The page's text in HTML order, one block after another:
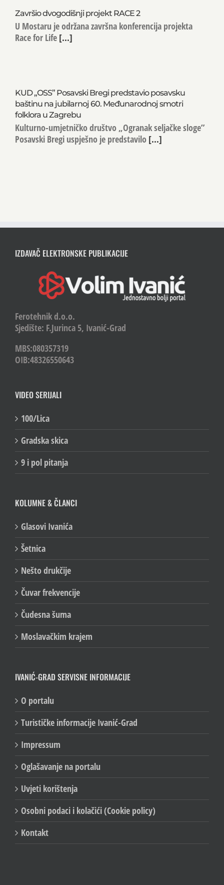
Završio dvogodišnji projekt RACE 2
U Mostaru je održana završna konferencija projekta
Race for Life [...]
KUD „OSS” Posavski Bregi predstavio posavsku
baštinu na jubilarnoj 60. Međunarodnoj smotri
folklora u Zagrebu
Kulturno-umjetničko društvo „Ogranak seljačke sloge”
Posavski Bregi uspješno je predstavilo [...]
IZDAVAČ ELEKTRONSKE PUBLIKACIJE
Ferotehnik d.o.o.
Sjedište: F.Jurinca 5, Ivanić-Grad
MBS:080357319
OIB:48326550643
VIDEO SERIJALI
100/Lica
Gradska skica
9 i pol pitanja
KOLUMNE & ČLANCI
Glasovi Ivanića
Šetnica
Nešto drukčije
Čuvar frekvencije
Čudesna šuma
Moslavačkim krajem
IVANIĆ-GRAD SERVISNE INFORMACIJE
O portalu
Turističke informacije Ivanić-Grad
Impressum
Oglašavanje na portalu
Uvjeti korištenja
Osobni podaci i kolačići (Cookie policy)
Kontakt